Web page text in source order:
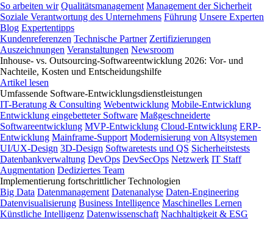
So arbeiten wir Qualitätsmanagement Management der Sicherheit
Soziale Verantwortung des Unternehmens Führung Unsere Experten
Blog Expertentipps
Kundenreferenzen Technische Partner Zertifizierungen
Auszeichnungen Veranstaltungen Newsroom
Inhouse- vs. Outsourcing-Softwareentwicklung 2026: Vor- und
Nachteile, Kosten und Entscheidungshilfe
Artikel lesen
Umfassende Software-Entwicklungsdienstleistungen
IT-Beratung & Consulting Webentwicklung Mobile-Entwicklung
Entwicklung eingebetteter Software Maßgeschneiderte
Softwareentwicklung MVP-Entwicklung Cloud-Entwicklung ERP-
Entwicklung Mainframe-Support Modernisierung von Altsystemen
UI/UX-Design 3D-Design Softwaretests und QS Sicherheitstests
Datenbankverwaltung DevOps DevSecOps Netzwerk IT Staff
Augmentation Dediziertes Team
Implementierung fortschrittlicher Technologien
Big Data Datenmanagement Datenanalyse Daten-Engineering
Datenvisualisierung Business Intelligence Maschinelles Lernen
Künstliche Intelligenz Datenwissenschaft Nachhaltigkeit & ESG